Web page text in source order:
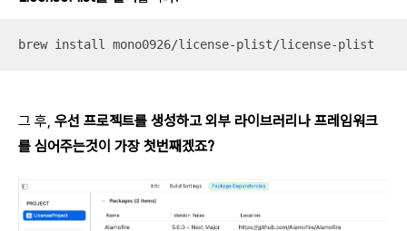
brew install mono0926/license-plist/license-plist
그 후, 우선 프로젝트를 생성하고 외부 라이브러리나 프레임워크
를 심어주는것이 가장 첫번째겠죠?